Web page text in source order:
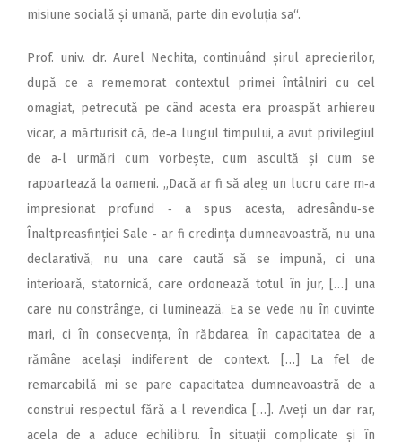
misiune socială și umană, parte din evoluția sa“.
Prof. univ. dr. Aurel Nechita, continuând șirul aprecierilor,
după ce a rememorat contextul primei întâlniri cu cel
omagiat, petrecută pe când acesta era proaspăt arhiereu
vicar, a mărturisit că, de‑a lungul timpului, a avut privilegiul
de a‑l urmări cum vorbește, cum ascultă și cum se
rapoartează la oameni. „Dacă ar fi să aleg un lucru care m‑a
impresionat profund ‑ a spus acesta, adresându‑se
Înaltpreasfinției Sale ‑ ar fi credința dumneavoastră, nu una
declarativă, nu una care caută să se impună, ci una
interioară, statornică, care ordonează totul în jur, […] una
care nu constrânge, ci luminează. Ea se vede nu în cuvinte
mari, ci în consecvența, în răbdarea, în capacitatea de a
rămâne același indiferent de context. […] La fel de
remarcabilă mi se pare capacitatea dumneavoastră de a
construi respectul fără a‑l revendica […]. Aveți un dar rar,
acela de a aduce echilibru. În situații complicate și în